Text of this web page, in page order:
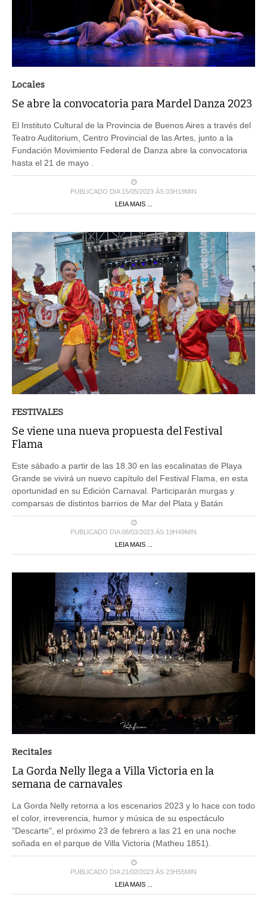
Locales
Se abre la convocatoria para Mardel Danza 2023
El Instituto Cultural de la Provincia de Buenos Aires a través del
Teatro Auditorium, Centro Provincial de las Artes, junto a la
Fundación Movimiento Federal de Danza abre la convocatoria
hasta el 21 de mayo .
PUBLICADO DIA 15/05/2023 ÀS 03H19MIN
LEIA MAIS ...
FESTIVALES
Se viene una nueva propuesta del Festival
Flama
Este sábado a partir de las 18.30 en las escalinatas de Playa
Grande se vivirá un nuevo capítulo del Festival Flama, en esta
oportunidad en su Edición Carnaval. Participarán murgas y
comparsas de distintos barrios de Mar del Plata y Batán
PUBLICADO DIA 08/03/2023 ÀS 19H49MIN
LEIA MAIS ...
Recitales
La Gorda Nelly llega a Villa Victoria en la
semana de carnavales
La Gorda Nelly retorna a los escenarios 2023 y lo hace con todo
el color, irreverencia, humor y música de su espectáculo
"Descarte", el próximo 23 de febrero a las 21 en una noche
soñada en el parque de Villa Victoria (Matheu 1851).
PUBLICADO DIA 21/02/2023 ÀS 23H55MIN
LEIA MAIS ...